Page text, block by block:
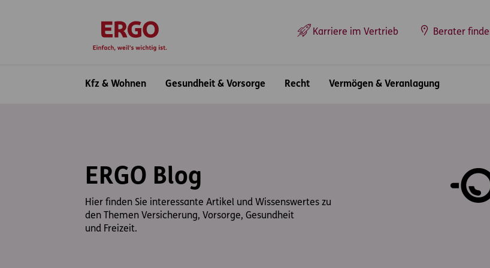
Karriere im Vertrieb Berater
Kfz & Wohnen
Gesundheit & Vorsorge Recht Vermögen & Veranlagung
ERGO Blog
Hier finden Sie interessante Artikel und Wissenswertes zu
den Themen Versicherung, Vorsorge, Gesundheit
und Freizeit.